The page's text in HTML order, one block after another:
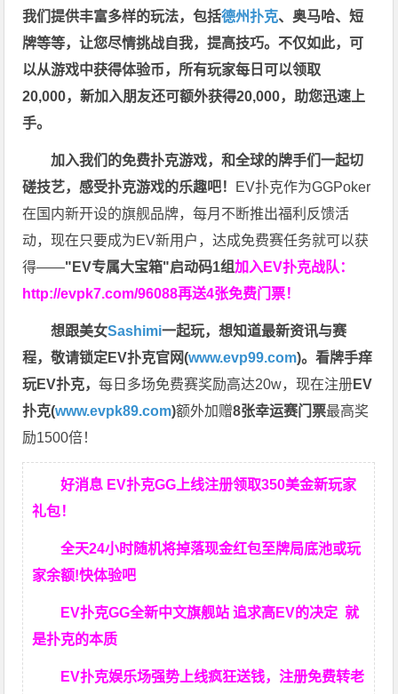
我们提供丰富多样的玩法，包括德州扑克、奥马哈、短
牌等等，让您尽情挑战自我，提高技巧。不仅如此， 可
以从游戏中获得体验币，所有玩家每日可以领取
20,000，新加入朋友还可额外获得20,000，助您迅速上
手。
加入我们的免费扑克游戏，和全球的牌手们一起切
磋技艺，感受扑克游戏的乐趣吧！ EV扑克作为GGPoker
在国内新开设的旗舰品牌，每月不断推出福利反馈活
动，现在只要成为EV新用户，达成免费赛任务就可以获
得——"EV专属大宝箱"启动码1组加入EV扑克战队：
http://evpk7.com/96088再送4张免费门票！
想跟美女Sashimi一起玩，想知道最新资讯与赛
程，敬请锁定EV扑克官网(www.evp99.com)。看牌手痒
玩EV扑克，每日多场免费赛奖励高达20w，现在注册EV
扑克(www.evpk89.com)额外加赠8张幸运赛门票最高奖
励1500倍！
好消息 EV扑克GG上线注册领取350美金新玩家
礼包！
全天24小时随机将掉落现金红包至牌局底池或玩
家余额!快体验吧
EV扑克GG全新中文旗舰站 追求高EV的决定就
是扑克的本质
EV扑克娱乐场强势上线疯狂送钱，注册免费转老